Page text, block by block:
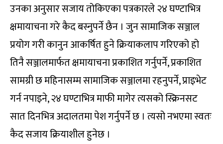
उनका अनुसार सजाय तोकिएका पत्रकारले २४ घण्टाभित्र
क्षमायाचना गरे कैद बस्नुपर्ने छैन । जुन सामाजिक सञ्जाल
प्रयोग गरी कानुन आकर्षित हुने क्रियाकलाप गरिएको हो
तिनै सञ्जालमार्फत क्षमायाचना प्रकाशित गर्नुपर्ने, प्रकाशित
सामग्री छ महिनासम्म सामाजिक सञ्जालमा रहनुपर्ने, प्राइभेट
गर्न नपाइने, २४ घण्टाभित्र माफी मागेर त्यसको स्क्रिनसट
सात दिनभित्र अदालतमा पेश गर्नुपर्ने छ । त्यसो नभएमा स्वतः
कैद सजाय क्रियाशील हुनेछ ।